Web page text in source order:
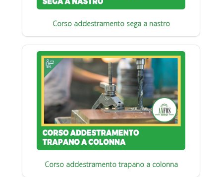
Corso addestramento sega a nastro
Corso addestramento trapano a colonna